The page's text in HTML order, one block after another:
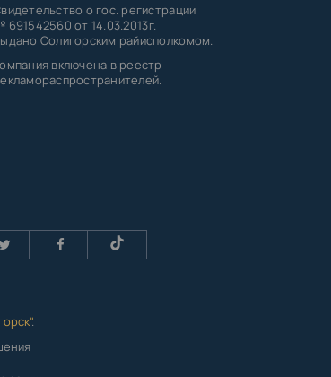
о гос. регистрации
691542560 от 14.03.2013г.
Солигорским райисполкомом.
включена в реестр
.